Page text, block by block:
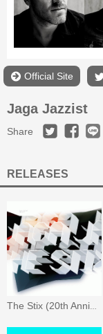
Official Site
Jaga Jazzist
Share
RELEASES